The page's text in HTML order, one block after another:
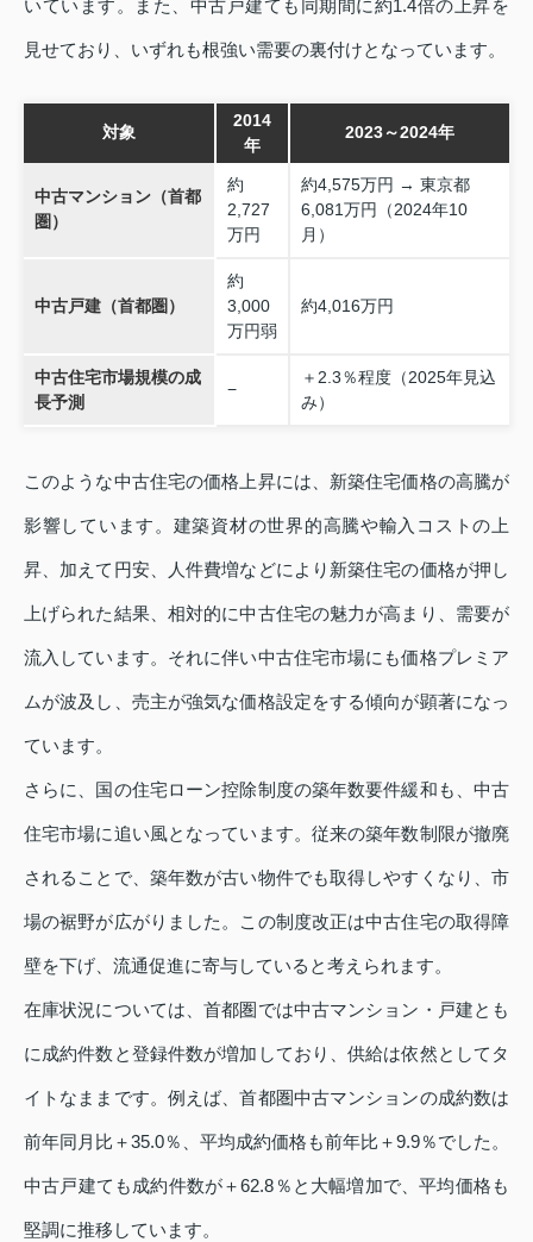
いています。また、中古戸建ても同期間に約1.4倍の上昇を
見せており、いずれも根強い需要の裏付けとなっています。
対象
2014
年
2023～2024年
中古マンション（首都
圏）
約
2,727
万円
約4,575万円 → 東京都
6,081万円（2024年10
月）
中古戸建（首都圏）
約
3,000
万円弱
約4,016万円
中古住宅市場規模の成
長予測
−
＋2.3％程度（2025年見込
み）
このような中古住宅の価格上昇には、新築住宅価格の高騰が
影響しています。建築資材の世界的高騰や輸入コストの上
昇、加えて円安、人件費増などにより新築住宅の価格が押し
上げられた結果、相対的に中古住宅の魅力が高まり、需要が
流入しています。それに伴い中古住宅市場にも価格プレミア
ムが波及し、売主が強気な価格設定をする傾向が顕著になっ
ています。
さらに、国の住宅ローン控除制度の築年数要件緩和も、中古
住宅市場に追い風となっています。従来の築年数制限が撤廃
されることで、築年数が古い物件でも取得しやすくなり、市
場の裾野が広がりました。この制度改正は中古住宅の取得障
壁を下げ、流通促進に寄与していると考えられます。
在庫状況については、首都圏では中古マンション・戸建とも
に成約件数と登録件数が増加しており、供給は依然としてタ
イトなままです。例えば、首都圏中古マンションの成約数は
前年同月比＋35.0％、平均成約価格も前年比＋9.9％でした。
中古戸建ても成約件数が＋62.8％と大幅増加で、平均価格も
堅調に推移しています。